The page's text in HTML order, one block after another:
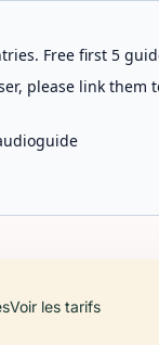
Free first 5
please link
Voir les tarifs